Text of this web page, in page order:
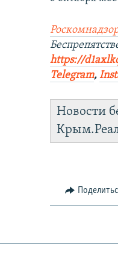
https://
Telegram,
Новости